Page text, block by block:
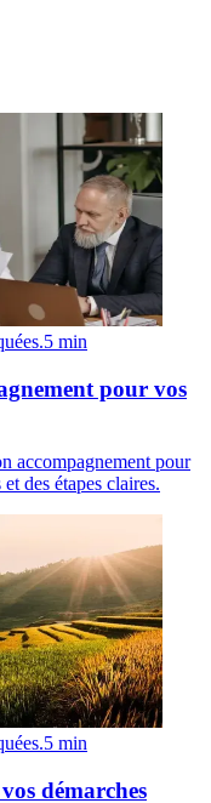
5 min
pour vos
accompagnement pour
des étapes claires.
5 min
démarches